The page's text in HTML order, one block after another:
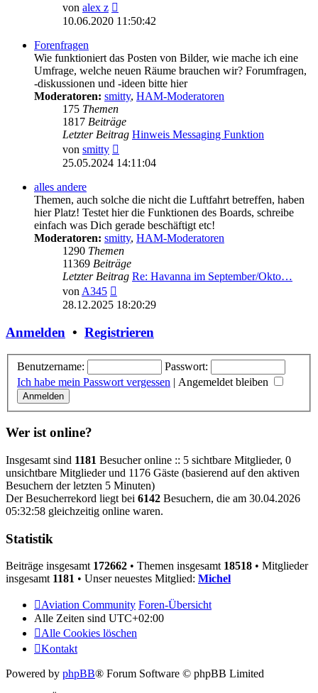
von alex z
Beitrag
10.06.2020 11:50:42
Forenfragen
Wie funktioniert das Posten von Bilder, wie mache ich eine
Umfrage, welche neuen Räume brauchen wir? Forumfragen,
-diskussionen und -ideen bitte hier
Moderatoren: smitty, HAM-Moderatoren
175 Themen
1817 Beiträge
Letzter Beitrag Hinweis Messaging Funktion
von smitty
Beitrag
25.05.2024 14:11:04
alles andere
Themen, auch solche die nicht die Luftfahrt betreffen, haben
hier Platz! Testet hier die Funktionen des Boards, schreibe
einfach was Dich gerade beschäftigt etc!
Moderatoren: smitty, HAM-Moderatoren
1290 Themen
11369 Beiträge
Letzter Beitrag Re: Havanna im September/Okto…
vonA345
Beitrag
28.12.2025 18:20:29
Anmelden • Registrieren
Benutzername:
Passwort:
Ich habe mein Passwort vergessen | Angemeldet bleiben
Wer ist online?
Insgesamt sind 1181 Besucher online :: 5 sichtbare Mitglieder, 0
unsichtbare Mitglieder und 1176 Gäste (basierend auf den aktiven
Besuchern der letzten 5 Minuten)
Der Besucherrekord liegt bei 6142 Besuchern, die am 30.04.2026
05:32:58 gleichzeitig online waren.
Statistik
Beiträge insgesamt 172662 • Themen insgesamt 18518 • Mitglieder
insgesamt 1181 • Unser neuestes Mitglied: Michel
Aviation Community Foren-Übersicht
Alle Zeiten sind UTC+02:00
Alle Cookies löschen
Kontakt
Powered by phpBB® Forum Software © phpBB Limited